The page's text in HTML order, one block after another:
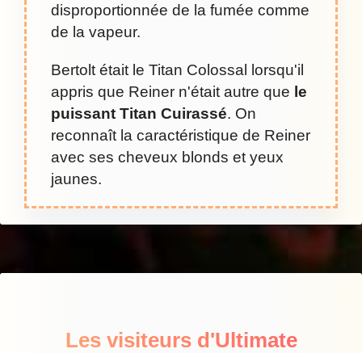
disproportionnée de la fumée comme
de la vapeur.
Bertolt était le Titan Colossal lorsqu'il
appris que Reiner n'était autre que le
puissant Titan Cuirassé. On
reconnaît la caractéristique de Reiner
avec ses cheveux blonds et yeux
jaunes.
Les visiteurs d'Ultimate